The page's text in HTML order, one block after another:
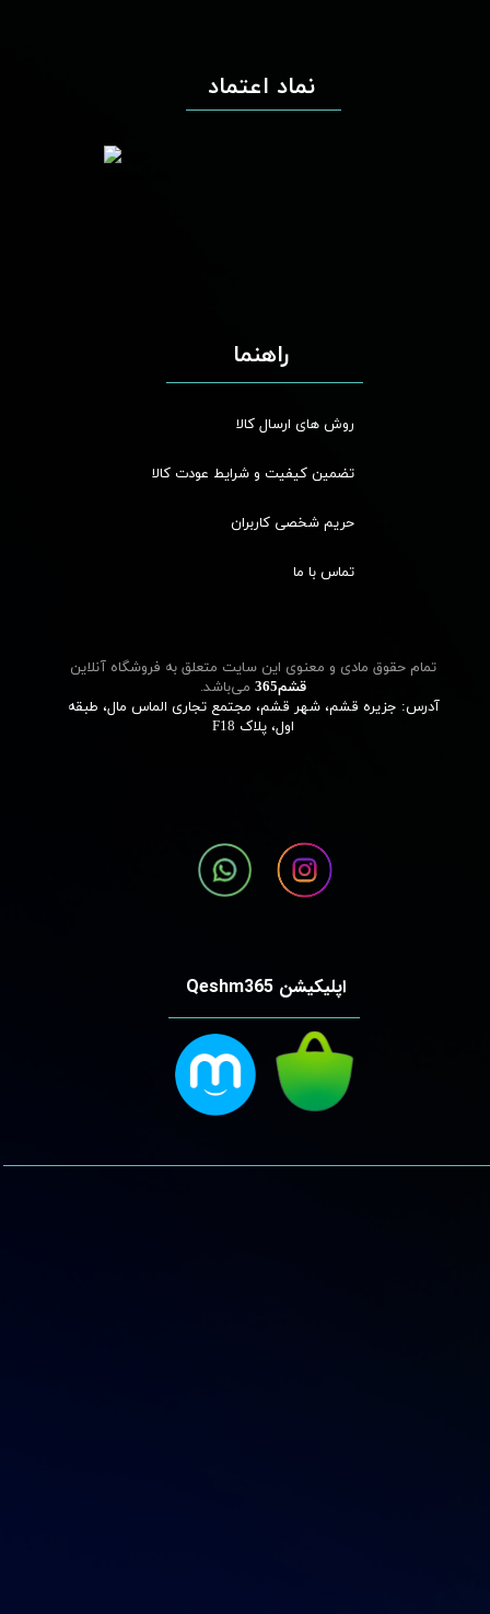
تمام حقوق مادی و معنوی این سایت متعلق به فروشگاه آنلاین
قشم‌365
می‌باشد.
آدرس: جزیره قشم، شهر قشم، مجتمع تجاری الماس مال، طبقه
اول، پلاک F18
نماد اعتماد
راهنما
روش های ارسال کالا
تضمین کیفیت و شرایط عودت کالا
حریم شخصی کاربران
تماس با ما
اپلیکیشن Qeshm365